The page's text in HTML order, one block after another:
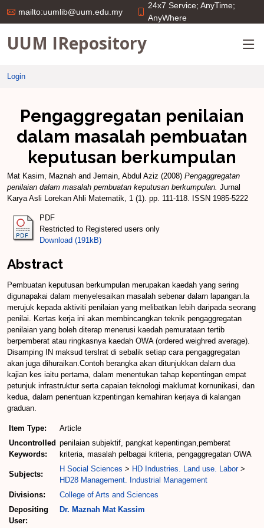
mailto:uumlib@uum.edu.my
24x7 Service; AnyTime;
AnyWhere
UUM IRepository
Login
Pengaggregatan penilaian
dalam masalah pembuatan
keputusan berkumpulan
Mat Kasim, Maznah and Jemain, Abdul Aziz (2008) Pengaggregatan
penilaian dalam masalah pembuatan keputusan berkumpulan. Jurnal
Karya Asli Lorekan Ahli Matematik, 1 (1). pp. 111-118. ISSN 1985-5222
PDF
Restricted to Registered users only
Download (191kB)
Abstract
Pembuatan keputusan berkumpulan merupakan kaedah yang sering
digunapakai dalam menyelesaikan masalah sebenar dalarn lapangan.la
merujuk kepada aktiviti penilaian yang melibatkan lebih daripada seorang
penilai. Kertas kerja ini akan membincangkan teknik pengaggregatan
penilaian yang boleh diterap menerusi kaedah pemurataan tertib
berpemberat atau ringkasnya kaedah OWA (ordered weighred average).
Disamping IN maksud terslrat di sebalik setiap cara pengaggregatan
akan juga dihuraikan.Contoh berangka akan ditunjukkan dalarn dua
kajian kes iaitu pertama, dalam menentukan tahap kepentingan empat
petunjuk infrastruktur serta capaian teknologi maklumat kornunikasi, dan
kedua, dalam penentuan kzpentingan kemahiran kerjaya di kalangan
graduan.
Item Type:
Article
Uncontrolled
Keywords:
penilaian subjektif, pangkat kepentingan,pemberat
kriteria, masalah pelbagai kriteria, pengaggregatan OWA
Subjects:
H Social Sciences > HD Industries. Land use. Labor>
HD28 Management. Industrial Management
Divisions:
College of Arts and Sciences
Depositing
User:
Dr. Maznah Mat Kassim